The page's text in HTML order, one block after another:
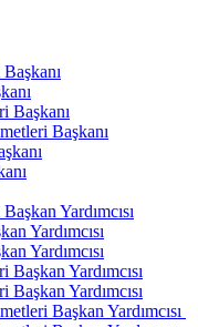
Başkanı
Başkanı
Yardımcısı
Yardımcısı
Yardımcısı
Yardımcısı
Yardımcısı
Başkan Yardımcısı